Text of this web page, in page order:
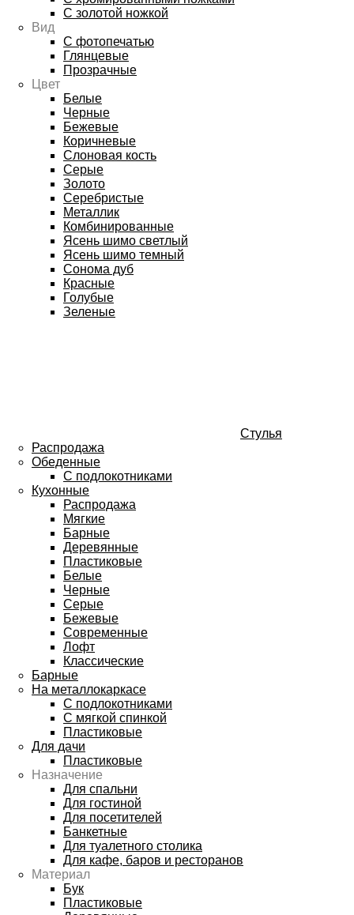
С золотой ножкой
Вид
С фотопечатью
Глянцевые
Прозрачные
Цвет
Белые
Черные
Бежевые
Коричневые
Слоновая кость
Серые
Золото
Серебристые
Металлик
Комбинированные
Ясень шимо светлый
Ясень шимо темный
Сонома дуб
Красные
Голубые
Зеленые
Стулья
Распродажа
Обеденные
С подлокотниками
Кухонные
Распродажа
Мягкие
Барные
Деревянные
Пластиковые
Белые
Черные
Серые
Бежевые
Современные
Лофт
Классические
Барные
На металлокаркасе
С подлокотниками
С мягкой спинкой
Пластиковые
Для дачи
Пластиковые
Назначение
Для спальни
Для гостиной
Для посетителей
Банкетные
Для туалетного столика
Для кафе, баров и ресторанов
Материал
Бук
Пластиковые